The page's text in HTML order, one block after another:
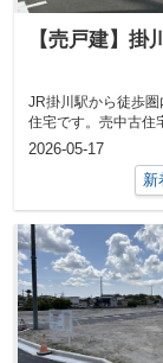
【売戸建】掛
JR掛川駅から徒歩
住宅です。売中古
市北門 ／ 土地面
2026-05-17
新